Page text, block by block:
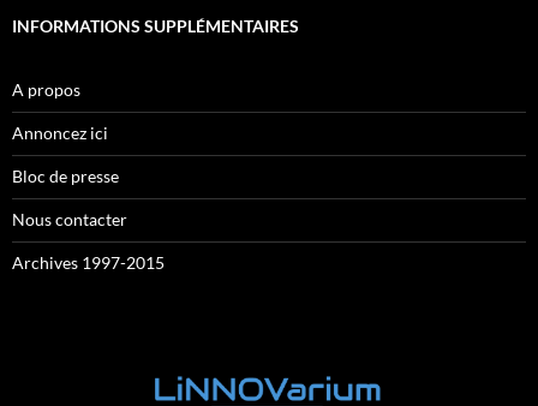
INFORMATIONS SUPPLÉMENTAIRES
A propos
Annoncez ici
Bloc de presse
Nous contacter
Archives 1997-2015